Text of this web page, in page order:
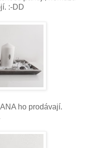
:-DD
ho prodávají.